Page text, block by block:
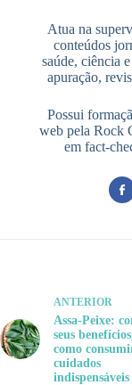
Atua na
conteúdos
saúde, ciência
apuração,
Possui
web pela Rock
em fact-
ANTERIOR
Assa-Peixe:
seus
como
cuidados
indispensáveis